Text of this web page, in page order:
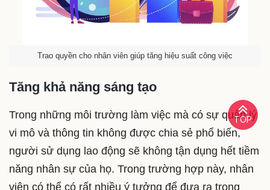
Trao quyền cho nhân viên giúp tăng hiệu suất công việc
Tăng khả năng sáng tạo
Trong những môi trường làm việc mà có sự quản lý
vi mô và thông tin không được chia sẻ phổ biến,
người sử dụng lao động sẽ không tận dụng hết tiềm
năng nhân sự của họ. Trong trường hợp này, nhân
viên có thể có rất nhiều ý tưởng để đưa ra trong
TOP